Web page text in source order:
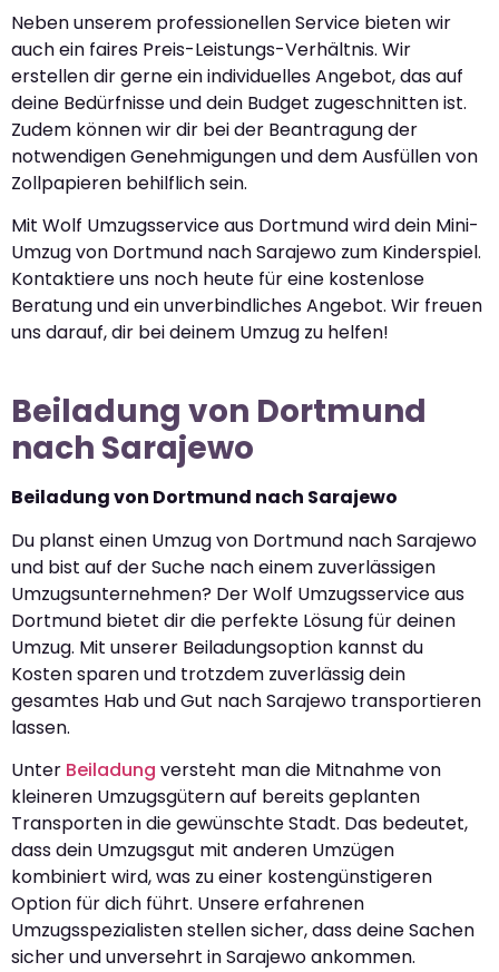
Neben unserem professionellen Service bieten wir
auch ein faires Preis-Leistungs-Verhältnis. Wir
erstellen dir gerne ein individuelles Angebot, das auf
deine Bedürfnisse und dein Budget zugeschnitten ist.
Zudem können wir dir bei der Beantragung der
notwendigen Genehmigungen und dem Ausfüllen von
Zollpapieren behilflich sein.
Mit Wolf Umzugsservice aus Dortmund wird dein Mini-
Umzug von Dortmund nach Sarajewo zum Kinderspiel.
Kontaktiere uns noch heute für eine kostenlose
Beratung und ein unverbindliches Angebot. Wir freuen
uns darauf, dir bei deinem Umzug zu helfen!
Beiladung von Dortmund
nach Sarajewo
Beiladung von Dortmund nach Sarajewo
Du planst einen Umzug von Dortmund nach Sarajewo
und bist auf der Suche nach einem zuverlässigen
Umzugsunternehmen? Der Wolf Umzugsservice aus
Dortmund bietet dir die perfekte Lösung für deinen
Umzug. Mit unserer Beiladungsoption kannst du
Kosten sparen und trotzdem zuverlässig dein
gesamtes Hab und Gut nach Sarajewo transportieren
lassen.
Unter Beiladung versteht man die Mitnahme von
kleineren Umzugsgütern auf bereits geplanten
Transporten in die gewünschte Stadt. Das bedeutet,
dass dein Umzugsgut mit anderen Umzügen
kombiniert wird, was zu einer kostengünstigeren
Option für dich führt. Unsere erfahrenen
Umzugsspezialisten stellen sicher, dass deine Sachen
sicher und unversehrt in Sarajewo ankommen.